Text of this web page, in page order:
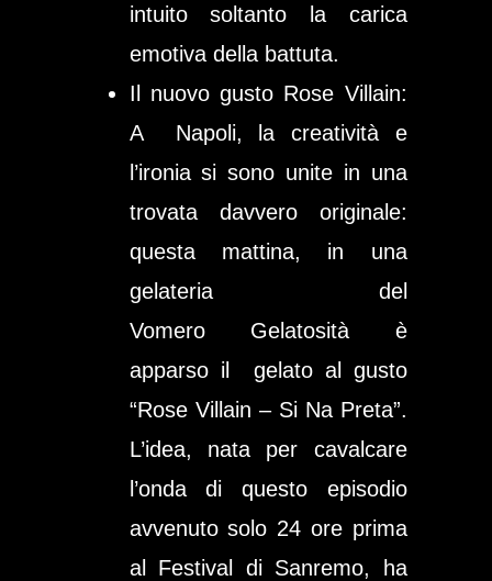
intuito soltanto la carica
emotiva della battuta.
Il nuovo gusto Rose Villain:
A Napoli, la creatività e
l’ironia si sono unite in una
trovata davvero originale:
questa mattina, in una
gelateria del
Vomero Gelatosità è
apparso il gelatoal gusto
“Rose Villain – Si Na Preta”.
L’idea, nata per cavalcare
l’onda di questo episodio
avvenuto solo 24 ore prima
al Festival di Sanremo, ha